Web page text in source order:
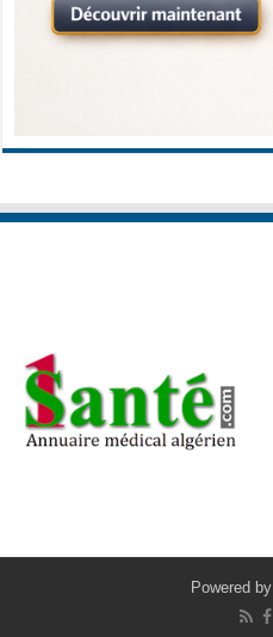
Powered by